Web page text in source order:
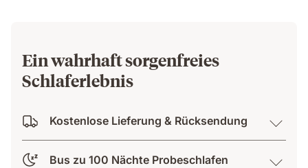
Ein wahrhaft sorgenfreies
Schlaferlebnis
Kostenlose Lieferung & Rücksendung
Bus zu 100 Nächte Probeschlafen